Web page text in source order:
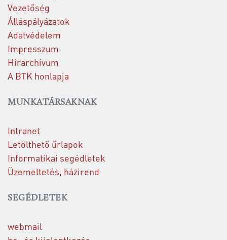
Vezetőség
Álláspályázatok
Adatvédelem
Impresszum
Hírarchívum
A BTK honlapja
MUNKATÁRSAKNAK
Intranet
Letölthető űrlapok
Informatikai segédletek
Üzemeltetés, házirend
SEGÉDLETEK
webmail